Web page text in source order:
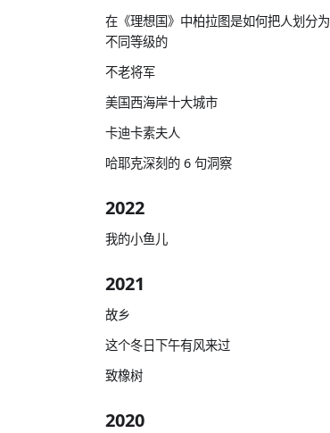
在《理想国》中柏拉图是如何把人划分为
不同等级的
不老将军
美国西海岸十大城市
卡迪卡素夫人
哈耶克深刻的 6 句洞察
2022
我的小鱼儿
2021
故乡
这个冬日下午有风来过
致橡树
2020